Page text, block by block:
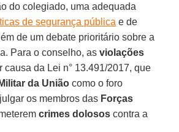
do colegiado, uma adequada
de segurança pública e de
de um debate prioritário sobre a
Para o conselho, asviolações
causa da Lei n° 13.491/2017, que
da União como o foro
os membros das Forças
crimes dolosos contra a